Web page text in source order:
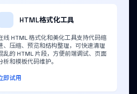
HTML格式化工具
线 HTML 格式化和美化工具支持代码缩
、压缩、预览和结构整理，可快速清理
乱的 HTML 片段，方便前端调试、页面
析和模板代码维护。
即试用